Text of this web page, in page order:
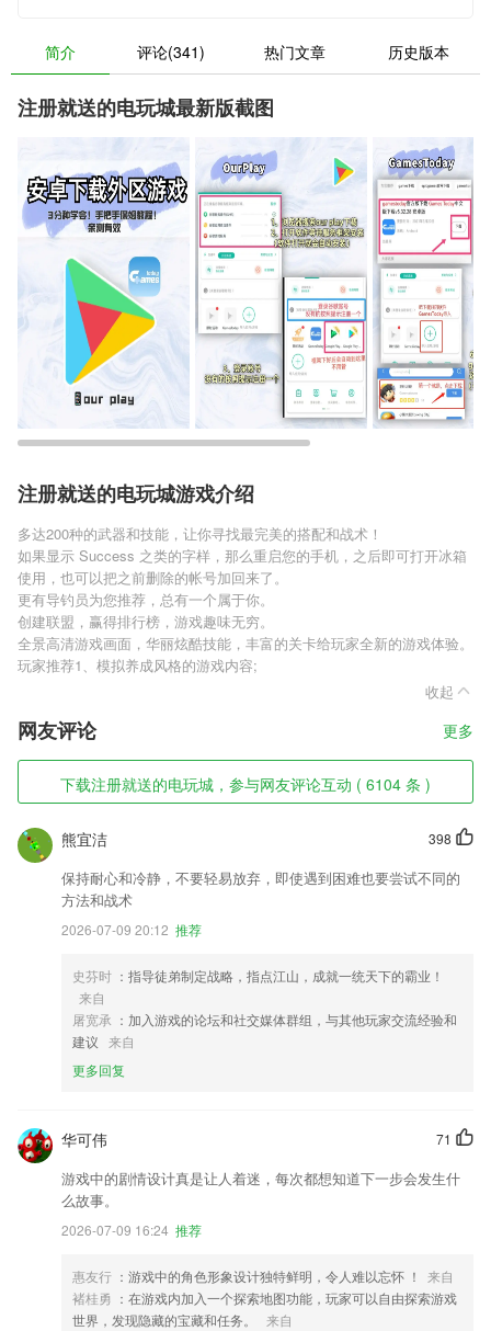
简介 评论(341) 热门文章 历史版本
注册就送的电玩城最新版截图
注册就送的电玩城游戏介绍
多达200种的武器和技能，让你寻找最完美的搭配和战术！
如果显示 Success 之类的字样，那么重启您的手机，之后即可打开冰箱
使用，也可以把之前删除的帐号加回来了。
更有导钓员为您推荐，总有一个属于你。
创建联盟，赢得排行榜，游戏趣味无穷。
全景高清游戏画面，华丽炫酷技能，丰富的关卡给玩家全新的游戏体验。
玩家推荐1、模拟养成风格的游戏内容;
收起
网友评论 更多
下载注册就送的电玩城，参与网友评论互动 ( 6104 条 )
398
熊宜洁
保持耐心和冷静，不要轻易放弃，即使遇到困难也要尝试不同的
方法和战术
2026-07-09 20:12 推荐
史芬时 ：指导徒弟制定战略，指点江山，成就一统天下的霸业！
来自
屠宽承 ：加入游戏的论坛和社交媒体群组，与其他玩家交流经验和
建议 来自
更多回复
71
华可伟
游戏中的剧情设计真是让人着迷，每次都想知道下一步会发生什
么故事。
2026-07-09 16:24 推荐
惠友行 ：游戏中的角色形象设计独特鲜明，令人难以忘怀 ！
来自
褚桂勇 ：在游戏内加入一个探索地图功能，玩家可以自由探索游戏
世界，发现隐藏的宝藏和任务。
来自